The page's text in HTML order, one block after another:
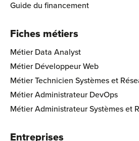
Guide du financement
Fiches métiers
Métier Data Analyst
Métier Développeur Web
Métier Technicien Systèmes et
Métier Administrateur DevOps
Métier Administrateur Systèmes et
Entreprises